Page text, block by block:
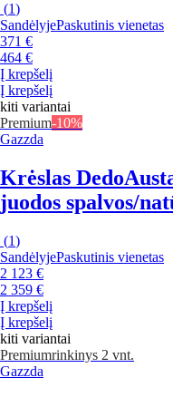
(1)
SandėlyjePaskutinis vienetas
371 €
464 €
Į krepšelį
Į krepšelį
kiti variantai
Premium-10%
Gazzda
Krėslas Dedo
juodos spalvos/
(1)
SandėlyjePaskutinis vienetas
2 123 €
2 359 €
Į krepšelį
Į krepšelį
kiti variantai
Premiumrinkinys 2 vnt.
Gazzda